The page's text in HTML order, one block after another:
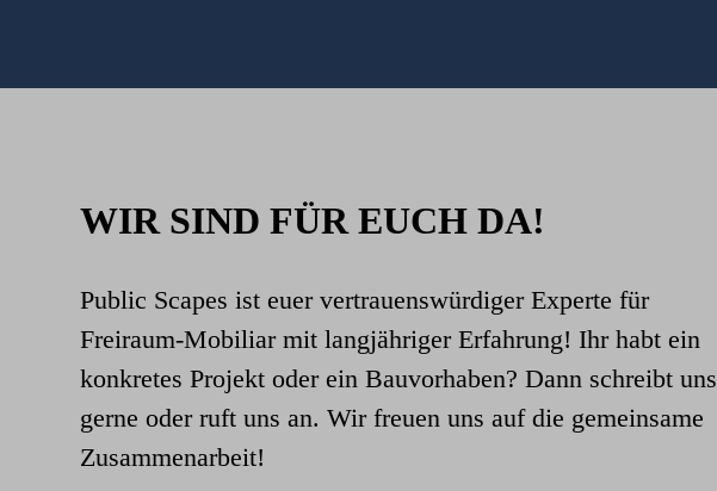
WIR SIND FÜR EUCH DA!
Public Scapes ist euer vertrauenswürdiger Experte für
Freiraum-Mobiliar mit langjähriger Erfahrung! Ihr habt ein
konkretes Projekt oder ein Bauvorhaben? Dann schreibt uns
gerne oder ruft uns an. Wir freuen uns auf die gemeinsame
Zusammenarbeit!